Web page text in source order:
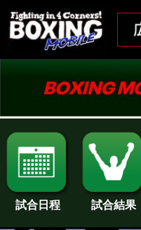
試合日程 試合結果